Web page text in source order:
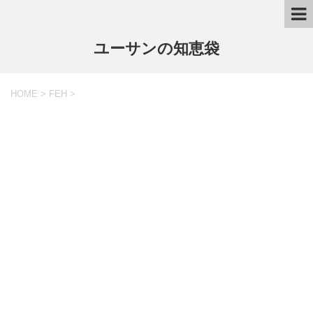
ユーサンの知恵袋
HOME > FEH >